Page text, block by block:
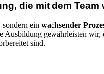
die mit dem
, sondern ein wachsender
gewährleisten wir,
sind.